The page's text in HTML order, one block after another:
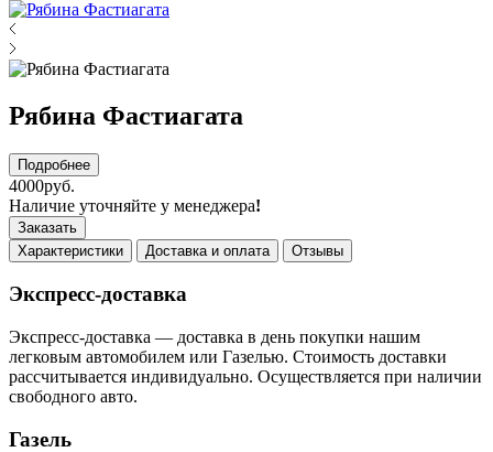
Рябина Фастиагата
Подробнее
4000руб.
Наличие уточняйте у менеджера!
Заказать
Характеристики
Доставка и оплата Отзывы
Экспресс-доставка
Экспресс-доставка — доставка в день покупки нашим
легковым автомобилем или Газелью. Стоимость доставки
рассчитывается индивидуально. Осуществляется при наличии
свободного авто.
Газель